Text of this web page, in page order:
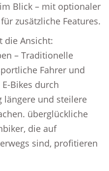
Blick – mit optionaler
zusätzliche Features.
die Ansicht:
– Traditionelle
Fahrer und
Bikes durch
längere und steilere
überglückliche
die auf
sind, profitieren